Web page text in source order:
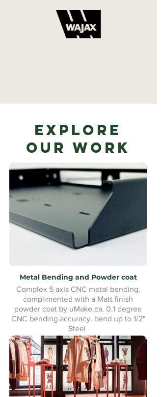
Explore
Our Work
Metal Bending and Powder coat
Complex 5 axis CNC metal bending,
complimented with a Matt finish
powder coat by uMake.ca. 0.1 degree
CNC bending accuracy. bend up to 1/2"
Steel